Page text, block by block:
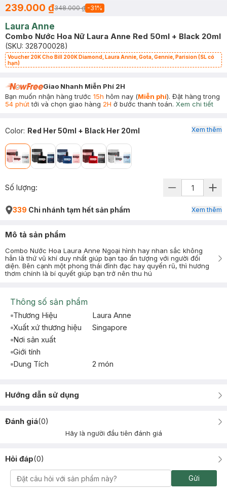
239.000 ₫348.000 ₫ -31%
Laura Anne
Combo Nước Hoa Nữ Laura Anne Red 50ml + Black 20ml
(SKU: 328700028)
Voucher 20K Cho Bill 200K Diamond, Laura Annie, Gota, Gennie, Parision (SL có
hạn)
Giao Nhanh Miễn Phí 2H
Bạn muốn nhận hàng trước 15h hôm nay (Miễn phí). Đặt hàng trong
54 phúttới và chọn giao hàng 2H ở bước thanh toán. Xem chi tiết
Color: Red Her 50ml + Black Her 20ml Xem thêm
Số lượng:
339 Chi nhánh tạm hết sản phẩm Xem thêm
Mô tả sản phẩm
Combo Nước Hoa Laura Anne Ngoại hình hay nhan sắc không
hẳn là thứ vũ khí duy nhất giúp bạn tạo ấn tượng với người đối
diện. Bên cạnh một phong thái đỉnh đạc hay quyến rũ, thì hương
thơm chính là bí quyết giúp bạn trở nên thu hú
Thông số sản phẩm
Thương Hiệu
Laura Anne
Xuất xứ thương hiệu
Singapore
Nơi sản xuất
Giới tính
Dung Tích
2 món
Hướng dẫn sử dụng
Đánh giá(0)
Hãy là người đầu tiên đánh giá
Hỏi đáp(0)
Gửi